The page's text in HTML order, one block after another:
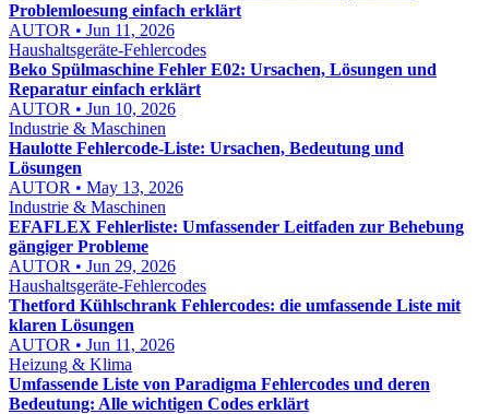
Problemloesung einfach erklärt
AUTOR • Jun 11, 2026
Haushaltsgeräte-Fehlercodes
Beko Spülmaschine Fehler E02: Ursachen, Lösungen und
Reparatur einfach erklärt
AUTOR • Jun 10, 2026
Industrie & Maschinen
Haulotte Fehlercode-Liste: Ursachen, Bedeutung und
Lösungen
AUTOR • May 13, 2026
Industrie & Maschinen
EFAFLEX Fehlerliste: Umfassender Leitfaden zur Behebung
gängiger Probleme
AUTOR • Jun 29, 2026
Haushaltsgeräte-Fehlercodes
Thetford Kühlschrank Fehlercodes: die umfassende Liste mit
klaren Lösungen
AUTOR • Jun 11, 2026
Heizung & Klima
Umfassende Liste von Paradigma Fehlercodes und deren
Bedeutung: Alle wichtigen Codes erklärt